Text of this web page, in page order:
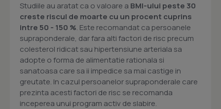
Studiile au aratat ca o valoare a BMI-ului peste 30
creste riscul de moarte cu un procent cuprins
intre 50 - 150 %. Este recomandat ca persoanele
supraponderale, dar fara alti factori de risc precum
colesterol ridicat sau hipertensiune arteriala sa
adopte o forma de alimentatie rationala si
sanatoasa care sa ii impedice sa mai castige in
greutate. In cazul persoanelor supraponderale care
prezinta acesti factori de risc se recomanda
inceperea unui program activ de slabire.